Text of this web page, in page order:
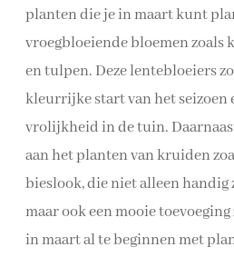
planten die je in maart kunt
vroegbloeiende bloemen zoals
en tulpen. Deze lentebloeiers
kleurrijke start van het seizoen
vrolijkheid in de tuin.
aan het planten van kruiden
bieslook, die niet alleen handig
maar ook een mooie
in maart al te beginnen met